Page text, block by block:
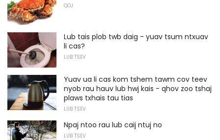
QOJ
Lub tais plob twb daig - yuav tsum ntxuav
li cas?
LUB TSEV
Yuav ua li cas kom tshem tawm cov teev
nyob rau hauv lub hwj kais - qhov zoo tshaj
plaws txhais tau tias
LUB TSEV
Npaj ntoo rau lub caij ntuj no
LUB TSEV